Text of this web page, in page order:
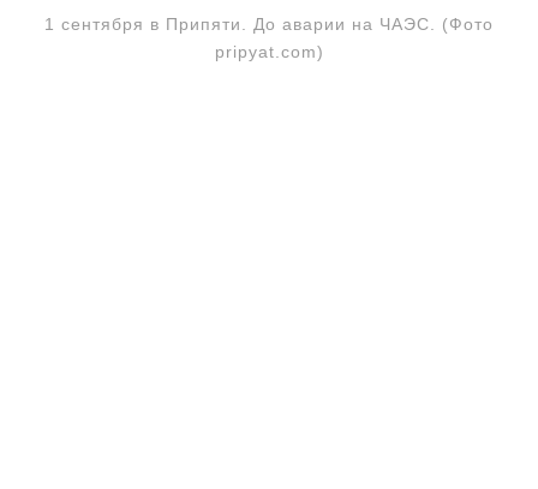
1 сентября в Припяти. До аварии на ЧАЭС. (Фото
pripyat.com)